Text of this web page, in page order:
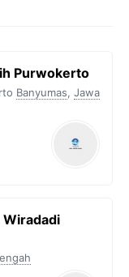
Purwokerto
Banyumas, Jawa
Wiradadi